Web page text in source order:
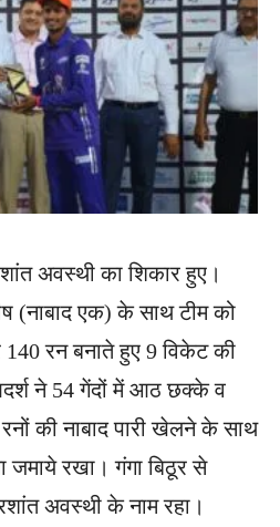
अवस्थी का शिकार हुए।
(नाबाद एक) के साथ टीम को
रन बनाते हुए 9 विकेट की
ने 54 गेंदों में आठ छक्के व
की नाबाद पारी खेलने के साथ
रखा। गंगा बिठूर से
अवस्थी के नाम रहा।